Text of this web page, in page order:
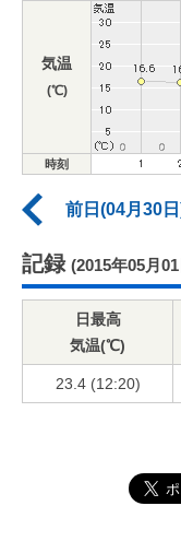
気温
(℃)
時刻
前日(04月30
記録 (2015年05月
日最高
気温(℃)
23.4 (12:20)